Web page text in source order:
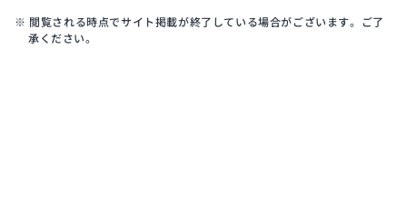
※ 閲覧される時点でサイト掲載が終了している場合がございます。ご了
承ください。